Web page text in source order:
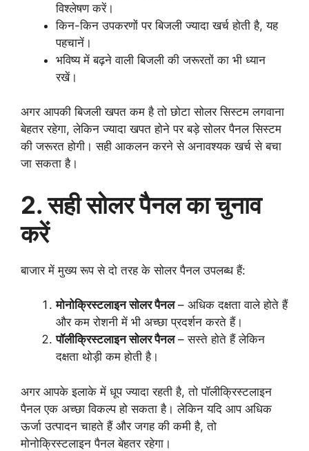
विश्लेषण करें।
किन-किन उपकरणों पर बिजली ज्यादा खर्च होती है, यह
पहचानें।
भविष्य में बढ़ने वाली बिजली की जरूरतों का भी ध्यान
रखें।
अगर आपकी बिजली खपत कम है तो छोटा सोलर सिस्टम लगवाना
बेहतर रहेगा, लेकिन ज्यादा खपत होने पर बड़े सोलर पैनल सिस्टम
की जरूरत होगी। सही आकलन करने से अनावश्यक खर्च से बचा
जा सकता है।
2. सही सोलर पैनल का चुनाव
करें
बाजार में मुख्य रूप से दो तरह के सोलर पैनल उपलब्ध हैं:
मोनोक्रिस्टलाइन सोलर पैनल– अधिक दक्षता वाले होते हैं
और कम रोशनी में भी अच्छा प्रदर्शन करते हैं।
पॉलीक्रिस्टलाइन सोलर पैनल– सस्ते होते हैं लेकिन
दक्षता थोड़ी कम होती है।
अगर आपके इलाके में धूप ज्यादा रहती है, तो पॉलीक्रिस्टलाइन
पैनल एक अच्छा विकल्प हो सकता है। लेकिन यदि आप अधिक
ऊर्जा उत्पादन चाहते हैं और जगह की कमी है, तो
मोनोक्रिस्टलाइन पैनल बेहतर रहेगा।